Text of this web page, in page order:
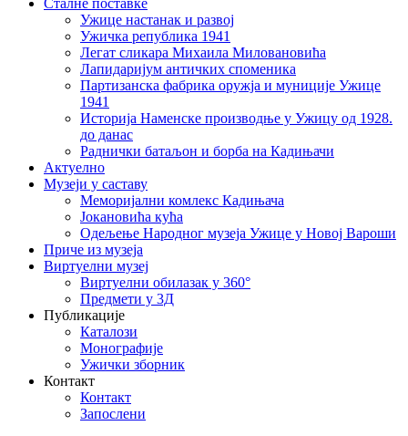
Сталне поставке
Ужице настанак и развој
Ужичка република 1941
Легат сликара Михаила Миловановића
Лапидаријум античких споменика
Партизанска фабрика оружја и муниције Ужице
1941
Историја Наменске производње у Ужицу од 1928.
до данас
Раднички батаљон и борба на Кадињачи
Актуелно
Музеји у саставу
Меморијални комлекс Кадињача
Јокановића кућа
Oдељење Народног музеја Ужице у Новој Вароши
Приче из музеја
Виртуелни музеј
Виртуелни обилазак у 360°
Предмети у 3Д
Публикације
Каталози
Монографије
Ужички зборник
Контакт
Контакт
Запослени